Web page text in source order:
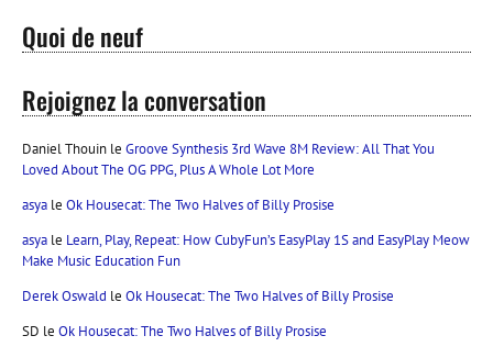
Quoi de neuf
Rejoignez la conversation
Daniel Thouin le Groove Synthesis 3rd Wave 8M Review: All That You
Loved About The OG PPG, Plus A Whole Lot More
asya le Ok Housecat: The Two Halves of Billy Prosise
asya le Learn, Play, Repeat: How CubyFun’s EasyPlay 1S and EasyPlay Meow
Make Music Education Fun
Derek Oswald le Ok Housecat: The Two Halves of Billy Prosise
SD le Ok Housecat: The Two Halves of Billy Prosise